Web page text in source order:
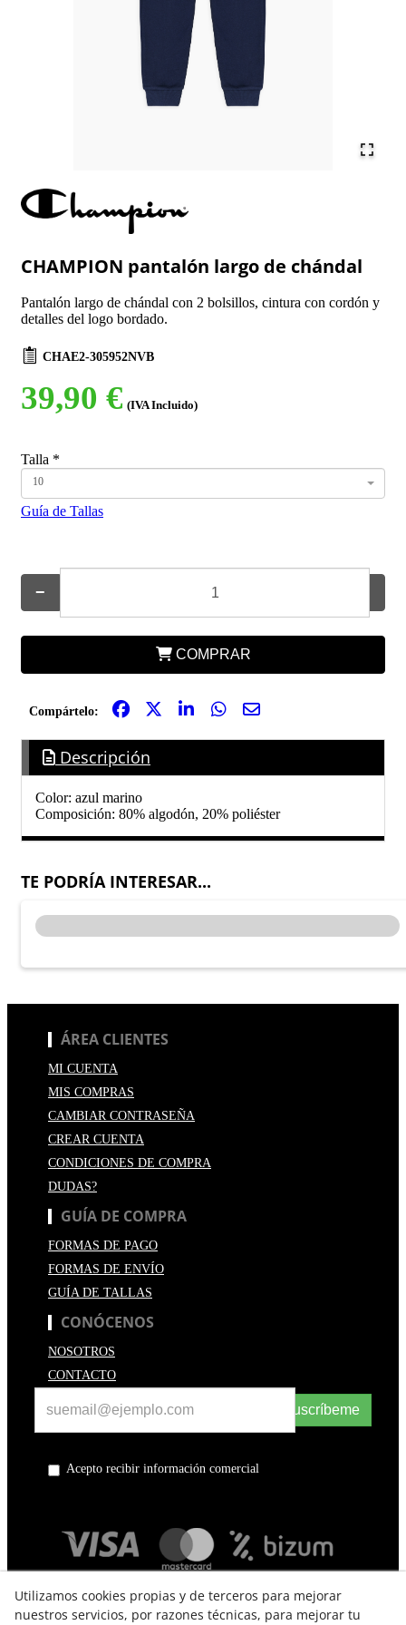
CHAMPION pantalón largo de chándal
Pantalón largo de chándal con 2 bolsillos, cintura con cordón y
detalles del logo bordado.
CHAE2-305952NVB
39,90 € (IVA Incluido)
Talla *
10
Guía de Tallas
−
COMPRAR
Compártelo:
Descripción
Color: azul marino
Composición: 80% algodón, 20% poliéster
TE PODRÍA INTERESAR...
ÁREA CLIENTES
MI CUENTA
MIS COMPRAS
CAMBIAR CONTRASEÑA
CREAR CUENTA
CONDICIONES DE COMPRA
DUDAS?
GUÍA DE COMPRA
FORMAS DE PAGO
FORMAS DE ENVÍO
GUÍA DE TALLAS
CONÓCENOS
NOSOTROS
CONTACTO
Suscríbeme
Acepto recibir información comercial
Utilizamos cookies propias y de terceros para mejorar
nuestros servicios, por razones técnicas, para mejorar tu